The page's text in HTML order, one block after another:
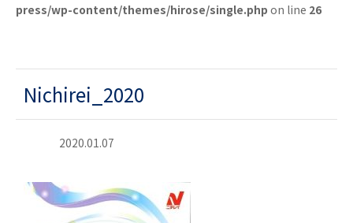
press/wp-content/themes/hirose/single.php on line 26
Nichirei_2020
2020.01.07